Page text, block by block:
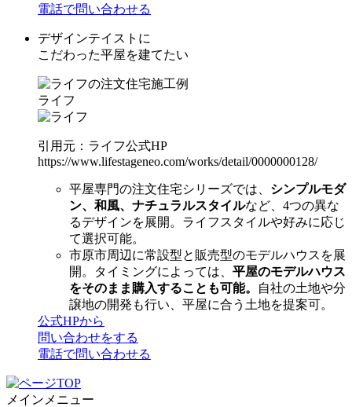
電話で問い合わせる
デザインテイストに
こだわった平屋を建てたい
ライフ
引用元：ライフ公式HP
https://www.lifestageneo.com/works/detail/0000000128/
平屋専門の注文住宅シリーズでは、 シンプルモダ
ン、和風、ナチュラルスタイルなど、4つの異な
るデザインを展開。ライフスタイルや好みに応じ
て選択可能。
市原市周辺に常設型と販売型のモデルハウスを展
開。タイミングによっては、 平屋のモデルハウス
をそのまま購入することも可能。
自社の土地や分
譲地の開発も行い、平屋に合う土地を提案可。
公式HPから
問い合わせをする
電話で問い合わせる
メインメニュー